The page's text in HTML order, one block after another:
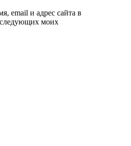
email и адрес сайта в
моих